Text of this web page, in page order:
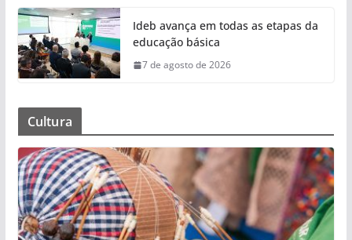
Ideb avança em todas as etapas da
educação básica
7 de agosto de 2026
Cultura